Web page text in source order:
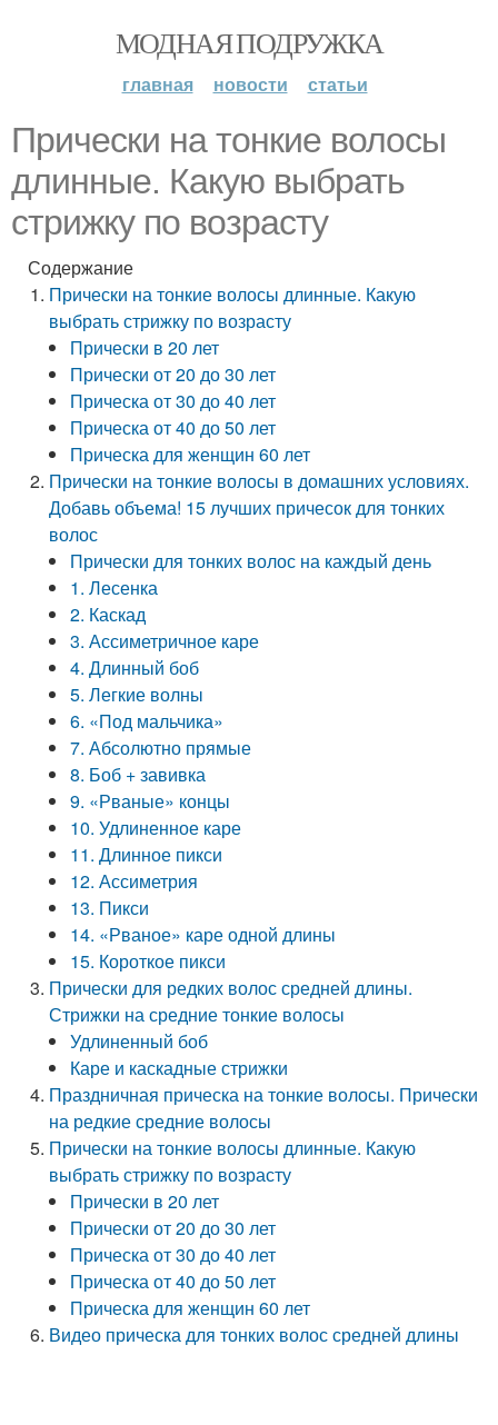
МОДНАЯ ПОДРУЖКА
главная новости статьи
Прически на тонкие волосы
длинные. Какую выбрать
стрижку по возрасту
Содержание
Прически на тонкие волосы длинные. Какую
выбрать стрижку по возрасту
Прически в 20 лет
Прически от 20 до 30 лет
Прическа от 30 до 40 лет
Прическа от 40 до 50 лет
Прическа для женщин 60 лет
Прически на тонкие волосы в домашних условиях.
Добавь объема! 15 лучших причесок для тонких
волос
Прически для тонких волос на каждый день
1. Лесенка
2. Каскад
3. Ассиметричное каре
4. Длинный боб
5. Легкие волны
6. «Под мальчика»
7. Абсолютно прямые
8. Боб + завивка
9. «Рваные» концы
10. Удлиненное каре
11. Длинное пикси
12. Ассиметрия
13. Пикси
14. «Рваное» каре одной длины
15. Короткое пикси
Прически для редких волос средней длины.
Стрижки на средние тонкие волосы
Удлиненный боб
Каре и каскадные стрижки
Праздничная прическа на тонкие волосы. Прически
на редкие средние волосы
Прически на тонкие волосы длинные. Какую
выбрать стрижку по возрасту
Прически в 20 лет
Прически от 20 до 30 лет
Прическа от 30 до 40 лет
Прическа от 40 до 50 лет
Прическа для женщин 60 лет
Видео прическа для тонких волос средней длины